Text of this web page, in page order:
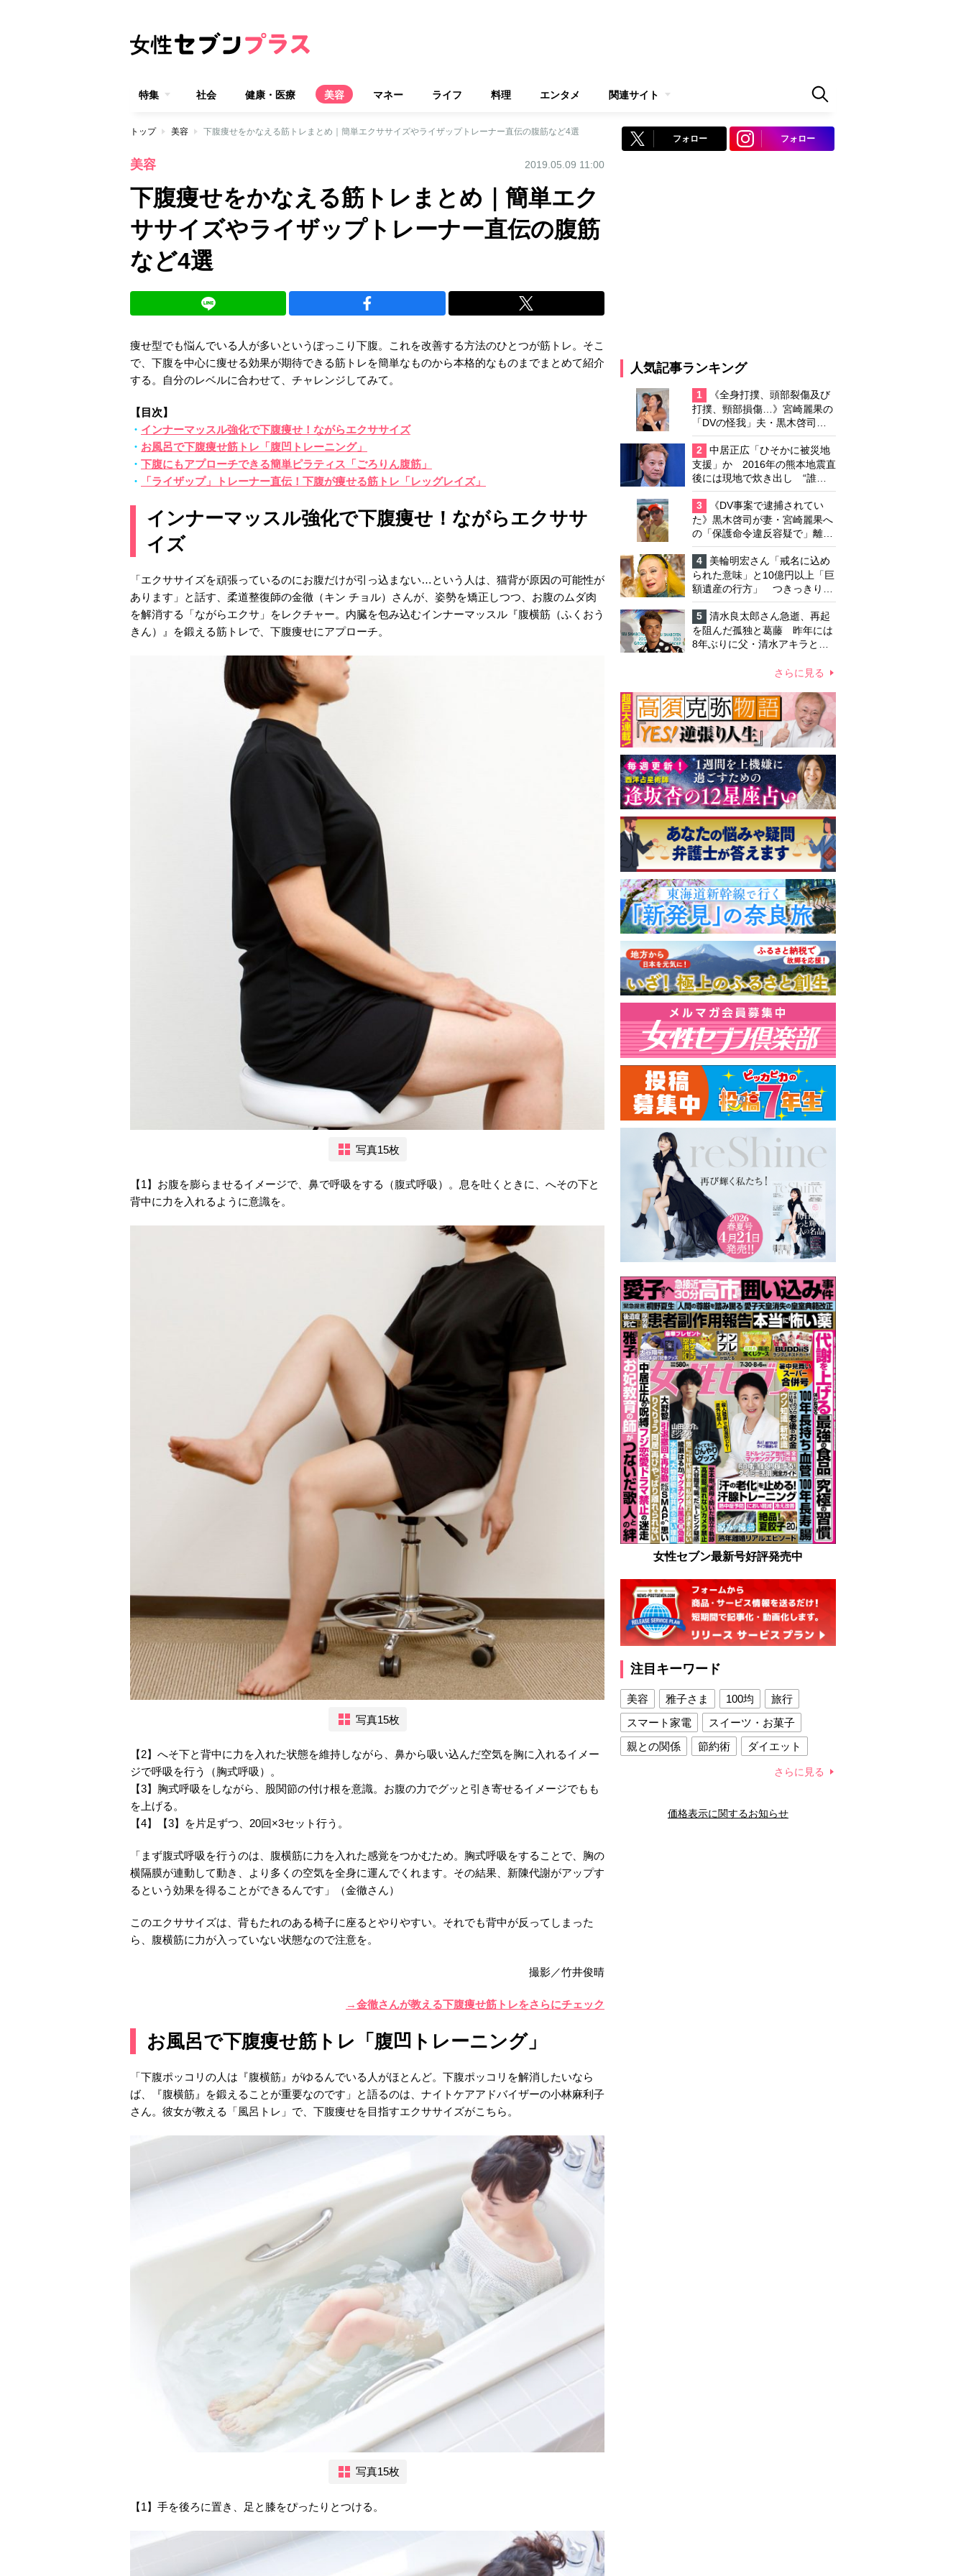
特集 社会 健康・医療 美容 マネー ライフ 料理 エンタメ 関連サイト
トップ 美容 下腹痩せをかなえる筋トレまとめ｜簡単エクササイズやライザップトレーナー直伝の腹筋など4選
美容 2019.05.09 11:00
下腹痩せをかなえる筋トレまとめ｜簡単エク
ササイズやライザップトレーナー直伝の腹筋
など4選
痩せ型でも悩んでいる人が多いというぽっこり下腹。これを改善する方法のひとつが筋トレ。そこ
で、下腹を中心に痩せる効果が期待できる筋トレを簡単なものから本格的なものまでまとめて紹介
する。自分のレベルに合わせて、チャレンジしてみて。
【目次】
・ インナーマッスル強化で下腹痩せ！ながらエクササイズ
・ お風呂で下腹痩せ筋トレ「腹凹トレーニング」
・ 下腹にもアプローチできる簡単ピラティス「ごろりん腹筋」
・
「ライザップ」トレーナー直伝！下腹が痩せる筋トレ「レッグレイズ」
インナーマッスル強化で下腹痩せ！ながらエクササ
イズ
「エクササイズを頑張っているのにお腹だけが引っ込まない…という人は、猫背が原因の可能性が
あります」と話す、柔道整復師の金徹（キン チョル）さんが、姿勢を矯正しつつ、お腹のムダ肉
を解消する「ながらエクサ」をレクチャー。内臓を包み込むインナーマッスル『腹横筋（ふくおう
きん）』を鍛える筋トレで、下腹痩せにアプローチ。
写真15枚
【1】お腹を膨らませるイメージで、鼻で呼吸をする（腹式呼吸）。息を吐くときに、へその下と
背中に力を入れるように意識を。
写真15枚
【2】へそ下と背中に力を入れた状態を維持しながら、鼻から吸い込んだ空気を胸に入れるイメー
ジで呼吸を行う（胸式呼吸）。
【3】胸式呼吸をしながら、股関節の付け根を意識。お腹の力でグッと引き寄せるイメージでもも
を上げる。
【4】【3】を片足ずつ、20回×3セット行う。
「まず腹式呼吸を行うのは、腹横筋に力を入れた感覚をつかむため。胸式呼吸をすることで、胸の
横隔膜が連動して動き、より多くの空気を全身に運んでくれます。その結果、新陳代謝がアップす
るという効果を得ることができるんです」（金徹さん）
このエクササイズは、背もたれのある椅子に座るとやりやすい。それでも背中が反ってしまった
ら、腹横筋に力が入っていない状態なので注意を。
撮影／竹井俊晴
→金徹さんが教える下腹痩せ筋トレをさらにチェック
お風呂で下腹痩せ筋トレ「腹凹トレーニング」
「下腹ポッコリの人は『腹横筋』がゆるんでいる人がほとんど。下腹ポッコリを解消したいなら
ば、『腹横筋』を鍛えることが重要なのです」と語るのは、ナイトケアアドバイザーの小林麻利子
さん。彼女が教える「風呂トレ」で、下腹痩せを目指すエクササイズがこちら。
写真15枚
【1】手を後ろに置き、足と膝をぴったりとつける。
フォロー フォロー
人気記事ランキング
1
《全身打撲、頭部裂傷及び
打撲、頸部損傷…》宮崎麗果の
「DVの怪我」夫・黒木啓司の
逮捕で始まる「夫婦の闘争」
2
中居正広「ひそかに被災地
支援」か 2016年の熊本地震直
後には現地で炊き出し “誰に
も知られなくて良い”と、むし
ろ強まる福祉活動への思い
3
《DV事案で逮捕されてい
た》黒木啓司が妻・宮崎麗果へ
の「保護命令違反容疑で」離婚
協議は「第二ステージ」へ
4
美輪明宏さん「戒名に込め
られた意味」と10億円以上「巨
額遺産の行方」 つきっきりで
私生活をサポートしていた元俳
優が相続か
5
清水良太郎さん急逝、再起
を阻んだ孤独と葛藤 昨年には
8年ぶりに父・清水アキラと共
ていたが…周囲が懸念していた
さらに見る
女性セブン最新号好評発売中
注目キーワード
美容 雅子さま 100均
旅行
スマート家電
スイーツ・お菓子
親との関係
節約術
ダイエット
夫との関係
新津春子 どか食い
さらに見る
価格表示に関するお知らせ